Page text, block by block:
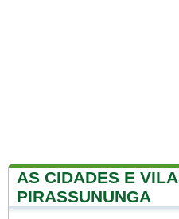
AS CIDADES E
PIRASSUNUNGA